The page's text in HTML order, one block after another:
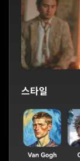
스타일